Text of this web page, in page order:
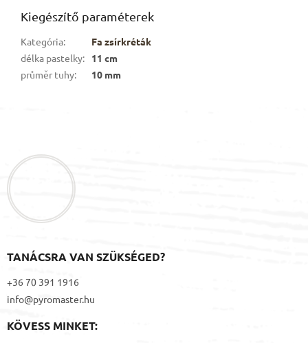
Kiegészítő paraméterek
Kategória:
Fa zsírkréták
délka pastelky:
11 cm
průměr tuhy: 10 mm
TANÁCSRA VAN SZÜKSÉGED?
+36 70 391 1916
info@pyromaster.hu
KÖVESS MINKET: